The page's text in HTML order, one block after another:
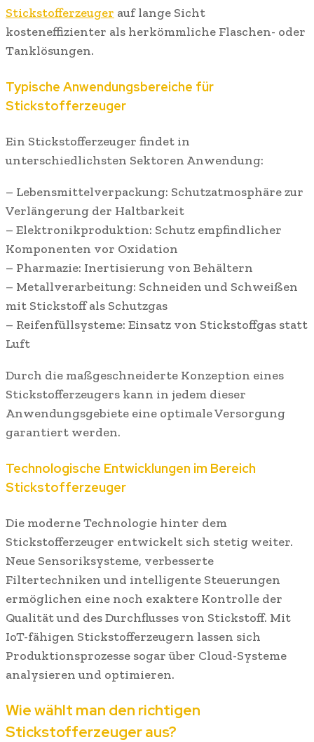
Stickstofferzeuger auf lange Sicht
kosteneffizienter als herkömmliche Flaschen- oder
Tanklösungen.
Typische Anwendungsbereiche für
Stickstofferzeuger
Ein Stickstofferzeuger findet in
unterschiedlichsten Sektoren Anwendung:
– Lebensmittelverpackung: Schutzatmosphäre zur
Verlängerung der Haltbarkeit
– Elektronikproduktion: Schutz empfindlicher
Komponenten vor Oxidation
– Pharmazie: Inertisierung von Behältern
– Metallverarbeitung: Schneiden und Schweißen
mit Stickstoff als Schutzgas
– Reifenfüllsysteme: Einsatz von Stickstoffgas statt
Luft
Durch die maßgeschneiderte Konzeption eines
Stickstofferzeugers kann in jedem dieser
Anwendungsgebiete eine optimale Versorgung
garantiert werden.
Technologische Entwicklungen im Bereich
Stickstofferzeuger
Die moderne Technologie hinter dem
Stickstofferzeuger entwickelt sich stetig weiter.
Neue Sensoriksysteme, verbesserte
Filtertechniken und intelligente Steuerungen
ermöglichen eine noch exaktere Kontrolle der
Qualität und des Durchflusses von Stickstoff. Mit
IoT-fähigen Stickstofferzeugern lassen sich
Produktionsprozesse sogar über Cloud-Systeme
analysieren und optimieren.
Wie wählt man den richtigen
Stickstofferzeuger aus?